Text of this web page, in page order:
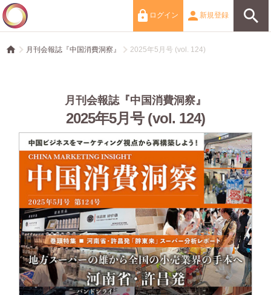
新規登録
ログイン
月刊会報誌『中国消費洞察』 2025年5月号 (vol. 124)
月刊会報誌『中国消費洞察』
2025年5月号 (vol. 124)